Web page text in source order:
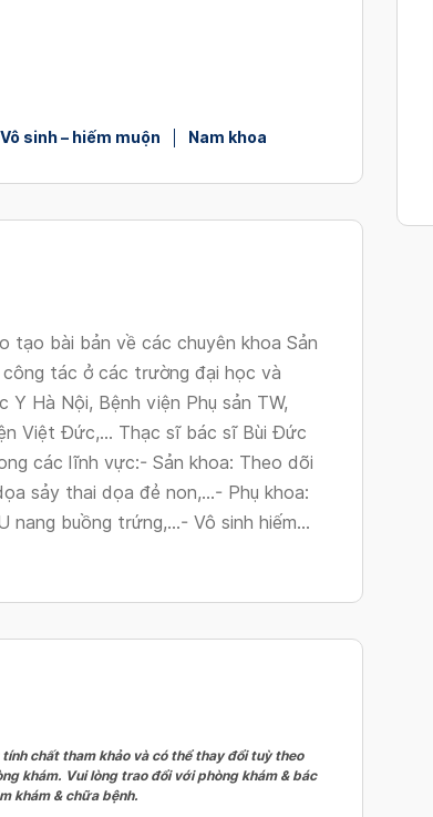
Vô sinh – hiếm muộn Nam khoa
tạo bài bản về các chuyên khoa Sản
tác ở các trường đại học và
Hà Nội, Bệnh viện Phụ sản TW,
Việt Đức,... Thạc sĩ bác sĩ Bùi Đức
các lĩnh vực:- Sản khoa: Theo dõi
sảy thai dọa đẻ non,...- Phụ khoa:
nang buồng trứng,...- Vô sinh hiếm...
chất tham khảo và có thể thay đổi tuỳ theo
khám. Vui lòng trao đổi với phòng khám & bác
khám & chữa bệnh.